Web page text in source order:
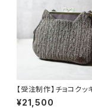
【受注制作】チョコクッ
ネコ・がま口バッグ
¥21,500